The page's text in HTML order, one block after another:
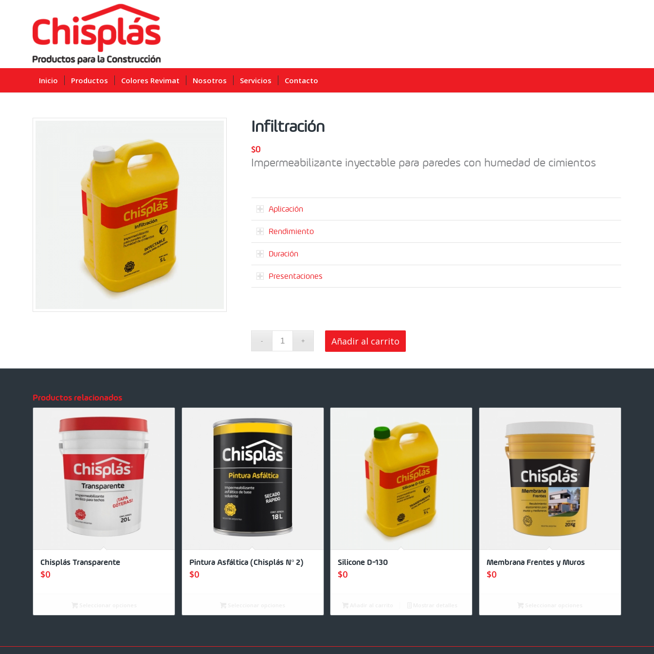
Inicio Productos Colores Revimat Nosotros Servicios Contacto
Infiltración
$0
Impermeabilizante inyectable para paredes con humedad de cimientos
Aplicación
Rendimiento
Duración
Presentaciones
Añadir al carrito
Productos relacionados
Chisplás Transparente
$0
Pintura Asfáltica (Chisplás Nº 2)
$0
Silicone D-130
$0
Membrana Frentes y Muros
$0